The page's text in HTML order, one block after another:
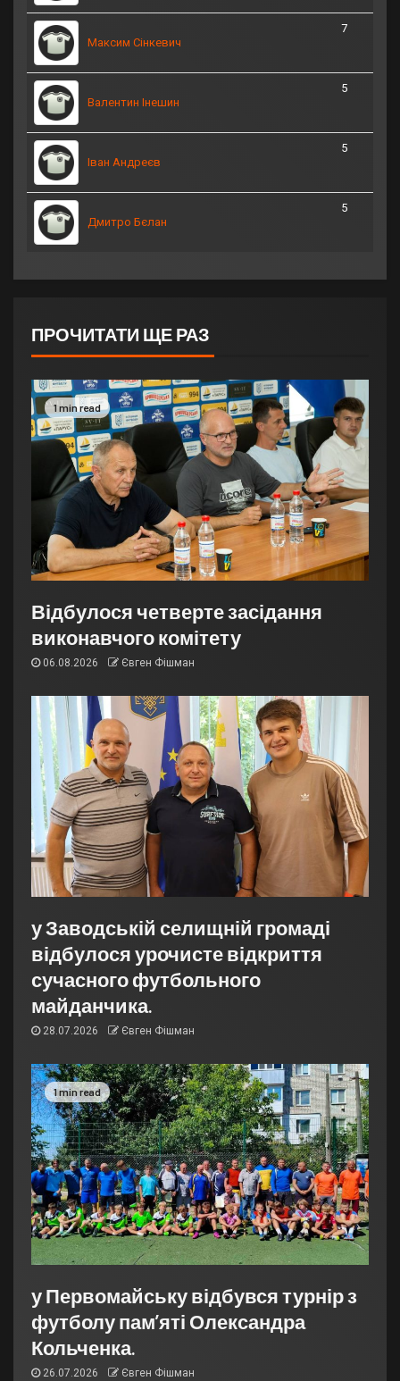
Максим Сінкевич
7
Валентин Інешин
5
Іван Андреєв
5
Дмитро Бєлан
5
ПРОЧИТАТИ ЩЕ РАЗ
1 min read
Відбулося четверте засідання
виконавчого комітету
06.08.2026 Євген Фішман
у Заводській селищній громаді
відбулося урочисте відкриття
сучасного футбольного
майданчика.
28.07.2026 Євген Фішман
1 min read
у Первомайську відбувся турнір з
футболу пам’яті Олександра
Кольченка.
26.07.2026 Євген Фішман